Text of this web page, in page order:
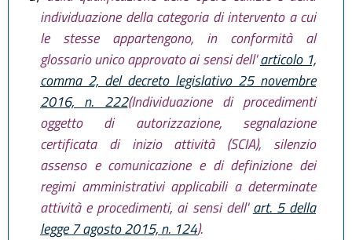
individuazione della categoria di intervento a cui
le stesse appartengono, in conformità al
glossario unico approvato ai sensi dell'articolo 1,
comma 2, del decreto legislativo 25 novembre
2016, n. 222(Individuazione di procedimenti
oggetto di autorizzazione, segnalazione
certificata di inizio attività (SCIA), silenzio
assenso e comunicazione e di definizione dei
regimi amministrativi applicabili a determinate
attività e procedimenti, ai sensi dell'art. 5 della
legge 7 agosto 2015, n. 124).